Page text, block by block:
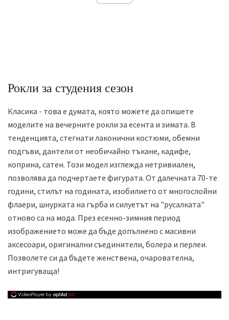
Рокли за студения сезон
Класика - това е думата, която можете да опишете
моделите на вечерните рокли за есента и зимата. В
тенденцията, стегнати лаконични костюми, обемни
подгъви, дантели от необичайно тъкане, кадифе,
коприна, сатен. Този модел изглежда нетривиален,
позволява да подчертаете фигурата. От далечната 70-те
години, стилът на годината, изобилието от многослойни
флаери, шнурката на гърба и силуетът на "русалката"
отново са на мода. През есенно-зимния период
изображението може да бъде допълнено с масивни
аксесоари, оригинални съединители, болера и перлеи.
Позволете си да бъдете женствена, очарователна,
интригуваща!